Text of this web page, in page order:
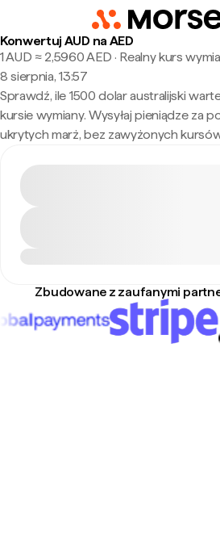
Konwertuj AUD na AED
1 AUD ≈ 2,5960 AED · Realny kurs
8 sierpnia, 13:57
Sprawdź, ile 1500 dolar australijski
kursie wymiany. Wysyłaj pieniądze za
ukrytych marż, bez zawyżonych
Zbudowane z zaufanymi